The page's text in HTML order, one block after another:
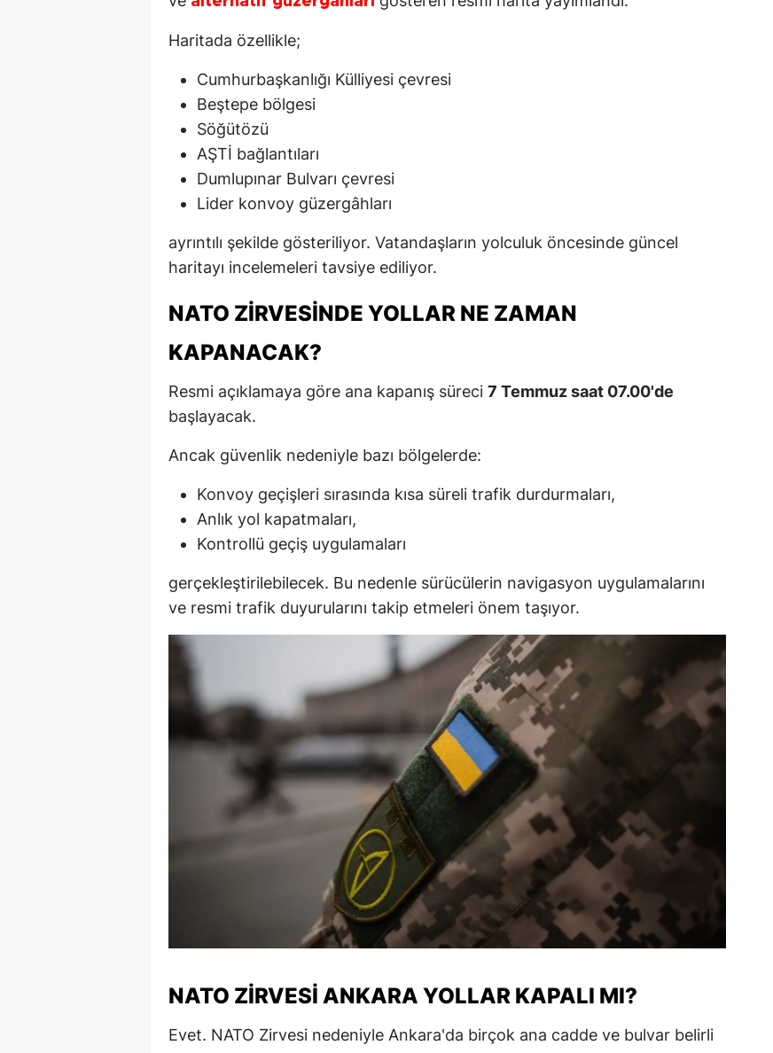
Haritada özellikle;
Cumhurbaşkanlığı Külliyesi çevresi
Beştepe bölgesi
Söğütözü
AŞTİ bağlantıları
Dumlupınar Bulvarı çevresi
Lider konvoy güzergâhları
ayrıntılı şekilde gösteriliyor. Vatandaşların yolculuk öncesinde güncel
haritayı incelemeleri tavsiye ediliyor.
NATO ZIRVESINDE YOLLAR NE ZAMAN
KAPANACAK?
Resmi açıklamaya göre ana kapanış süreci 7 Temmuz saat 07.00'de
başlayacak.
Ancak güvenlik nedeniyle bazı bölgelerde:
Konvoy geçişleri sırasında kısa süreli trafik durdurmaları,
Anlık yol kapatmaları,
Kontrollü geçiş uygulamaları
gerçekleştirilebilecek. Bu nedenle sürücülerin navigasyon uygulamalarını
ve resmi trafik duyurularını takip etmeleri önem taşıyor.
NATO ZIRVESI ANKARA YOLLAR KAPALI MI?
Evet. NATO Zirvesi nedeniyle Ankara'da birçok ana cadde ve bulvar belirli